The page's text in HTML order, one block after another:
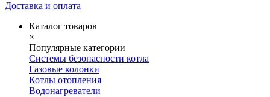
Доставка и оплата
Каталог товаров
×
Популярные категории
Системы безопасности котла
Газовые колонки
Котлы отопления
Водонагреватели